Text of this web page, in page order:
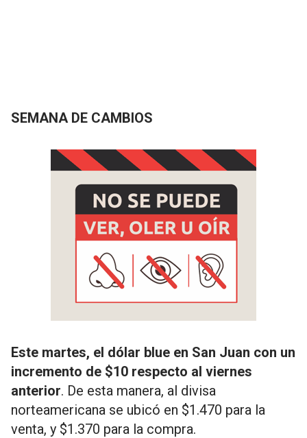
SEMANA DE CAMBIOS
Este martes, el dólar blue en San Juan con un
incremento de $10 respecto al viernes
anterior. De esta manera, al divisa
norteamericana se ubicó en $1.470 para la
venta, y $1.370 para la compra.